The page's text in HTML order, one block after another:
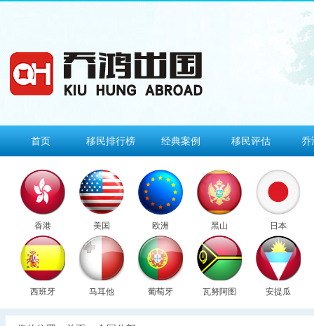
首页 移民排行榜 经典案例 移民评估 乔
香港 美国 欧洲 黑山 日本
西班牙 马耳他 葡萄牙 瓦努阿图 安提瓜